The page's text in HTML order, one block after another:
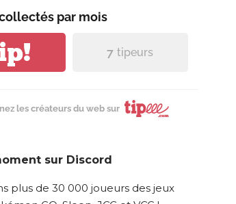
par mois
7 tipeurs
les créateurs du web sur
sur Discord
plus de 30 000 joueurs des jeux